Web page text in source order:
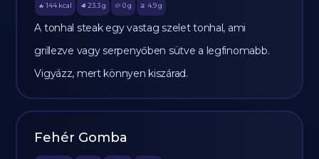
🔥 144 kcal 🥩 23.3 g 🥔 0g 🫒 4.9 g
A tonhal steak egy vastag szelet tonhal, ami
grillezve vagy serpenyőben sütve a legfinomabb.
Vigyázz, mert könnyen kiszárad.
Fehér Gomba